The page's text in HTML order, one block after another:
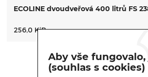
ECOLINE dvoudveřová 400 litrů FS
256,0 KiB
Aby vše fungovalo,
(souhlas s cookies)